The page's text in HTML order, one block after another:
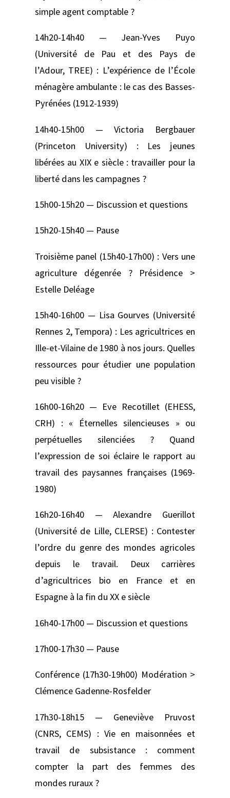
simple agent comptable ?
14h20-14h40 — Jean-Yves Puyo
(Université de Pau et des Pays de
l’Adour, TREE) : L’expérience de l’École
ménagère ambulante : le cas des Basses-
Pyrénées (1912-1939)
14h40-15h00 — Victoria Bergbauer
(Princeton University) : Les jeunes
libérées au XIX e siècle : travailler pour la
liberté dans les campagnes ?
15h00-15h20 — Discussion et questions
15h20-15h40 — Pause
Troisième panel (15h40-17h00) : Vers une
agriculture dégenrée ? Présidence >
Estelle Deléage
15h40-16h00 — Lisa Gourves (Université
Rennes 2, Tempora) : Les agricultrices en
Ille-et-Vilaine de 1980 à nos jours. Quelles
ressources pour étudier une population
peu visible ?
16h00-16h20 — Eve Recotillet (EHESS,
CRH) : « Éternelles silencieuses » ou
perpétuelles silenciées ? Quand
l’expression de soi éclaire le rapport au
travail des paysannes françaises (1969-
1980)
16h20-16h40 — Alexandre Guerillot
(Université de Lille, CLERSE) : Contester
l’ordre du genre des mondes agricoles
depuis le travail. Deux carrières
d’agricultrices bio en France et en
Espagne à la fin du XX e siècle
16h40-17h00 — Discussion et questions
17h00-17h30 — Pause
Conférence (17h30-19h00) Modération >
Clémence Gadenne-Rosfelder
17h30-18h15 — Geneviève Pruvost
(CNRS, CEMS) : Vie en maisonnées et
travail de subsistance : comment
compter la part des femmes des
mondes ruraux ?